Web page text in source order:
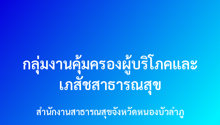
กลุ่มงานคุ้มครองผู้บริโภคและ
เภสัชสาธารณสุข
สำนักงานสาธารณสุขจังหวัดหนองบัวลำภู